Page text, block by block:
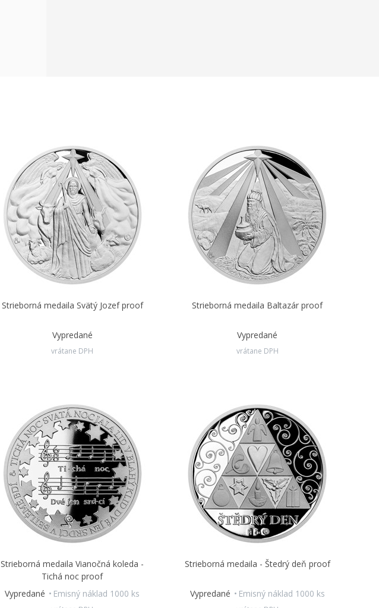
Strieborná medaila Svätý Jozef proof
Vypredané
vrátane DPH
Strieborná medaila Baltazár proof
Vypredané
vrátane DPH
Strieborná medaila Vianočná koleda -
Tichá noc proof
Vypredané
Emisný náklad 1000 ks
Strieborná medaila - Štedrý deň proof
Vypredané Emisný náklad 1000 ks